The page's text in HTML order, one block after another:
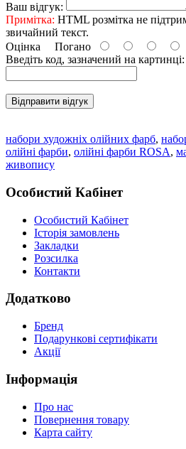
Ваш відгук:
Примітка: HTML розмітка не
звичайний текст.
Оцінка Погано
Введіть код, зазначений на картинці:
Відправити відгук
набори художніх олійних фарб,
олійні фарби, олійні фарби ROSA,
живопису
Особистий Кабінет
Особистий Кабінет
Історія замовлень
Закладки
Розсилка
Контакти
Додатково
Бренд
Подарункові сертифікати
Акції
Інформація
Про нас
Повернення товару
Карта сайту